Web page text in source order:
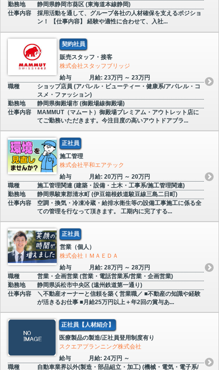
勤務地
静岡県静岡市葵区 (東海道本線静岡)
仕事内容
採用活動を通して、グループ各社の人材確保を支えるポジショ
ン！ 【仕事内容】 経験や適性に合わせて、入社...
契約社員
販売スタッフ・接客
株式会社スタッフブリッジ
給与
月給: 23万円 ～ 23万円
職種
ショップ店員 (アパレル・ビューティー・健康系/アパレル・コ
スメ・ファッション)
勤務地
静岡県御殿場市 (御殿場線御殿場)
仕事内容
MAMMUT（マムート）御殿場プレミアム・アウトレット店に
てご勤務いただきます。今注目度の高いアウトドアブラ...
正社員
施工管理
株式会社平和エアテック
給与
月給: 20万円 ～ 20万円
職種
施工管理関連 (建築・設備・土木・工事系/施工管理関連)
勤務地
静岡県駿東郡清水町 (伊豆箱根鉄道駿豆線三島二日町)
仕事内容
空調・換気・冷凍冷蔵・給排水衛生等の設備工事施工に係る全
ての管理を行なって頂きます。 工期内に完了する...
正社員
営業（個人）
株式会社ＩＭＡＥＤＡ
給与
月給: 28万円 ～ 28万円
職種
営業・企画営業 (営業・電話営業系/営業・企画営業)
勤務地
静岡県浜松市中央区 (遠州鉄道第一通り)
仕事内容
＼不動産オーナーと信頼を築く営業職／ ■不動産の知識や経験
が活きるお仕事 ■月給25万円以上＋年2回の賞与あ...
正社員【人材紹介】
医療製品の製造/正社員登用制度有り
スクエアプランニング株式会社
給与
月給: 24万円 ～
職種
自動車業界以外(製造・部品組立・加工) (機械・電気・電子系/